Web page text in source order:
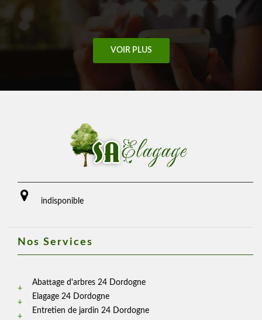
VOIR PLUS
indisponible
Nos Services
Abattage d'arbres 24 Dordogne
Elagage 24 Dordogne
Entretien de jardin 24 Dordogne